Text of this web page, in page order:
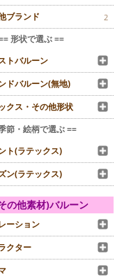
ブランド
2
形状で選ぶ ==
トバルーン
ドバルーン(無地)
クス・その他形状
節・絵柄で選ぶ ==
ト(ラテックス)
ン(ラテックス)
の他素材)バルーン
ーション
クター